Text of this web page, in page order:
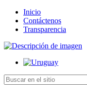
Inicio
Contáctenos
Transparencia